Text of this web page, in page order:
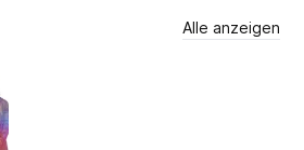
Alle anzeigen